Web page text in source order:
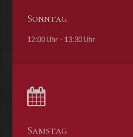
Sonntag
12:00 Uhr - 13:30 Uhr
Samstag